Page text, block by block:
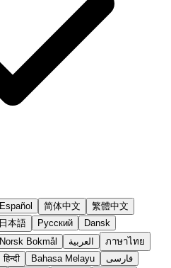
Español 简体中文
繁體中文
日本語 Русский
Dansk
Norsk Bokmål العربية
ภาษาไทย
हिन्दी Bahasa Melayu
فارسی